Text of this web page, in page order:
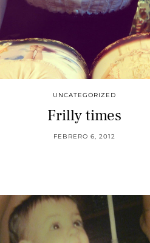
UNCATEGORIZED
Frilly times
FEBRERO 6, 2012